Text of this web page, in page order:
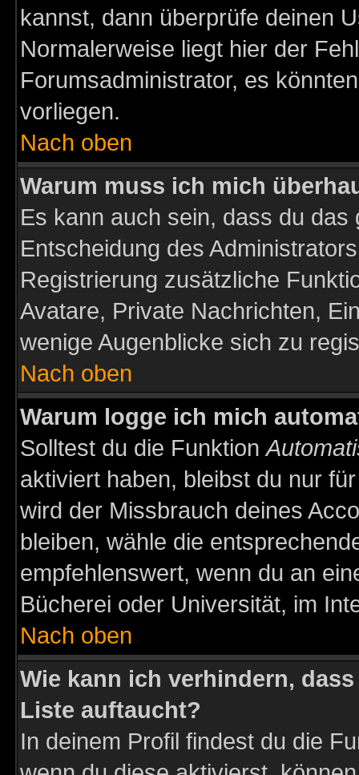
kannst, dann überprüfe deinen
Normalerweise liegt hier der
Forumsadministrator, es
vorliegen.
Nach oben
Warum muss ich mich
Es kann auch sein, dass du
Entscheidung des
Registrierung zusätzliche
Avatare, Private Nachrichten,
wenige Augenblicke sich zu
Nach oben
Warum logge ich mich
Solltest du die Funktion
aktiviert haben, bleibst du nur
wird der Missbrauch deines
bleiben, wähle die
empfehlenswert, wenn du an
Bücherei oder Universität, im
Nach oben
Wie kann ich verhindern,
Liste auftaucht?
In deinem Profil findest du die